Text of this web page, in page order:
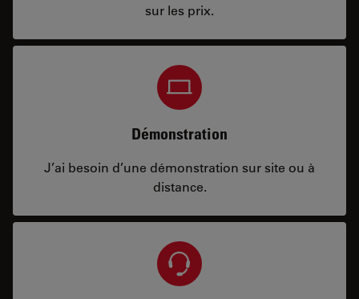
sur les prix.
Démonstration
J’ai besoin d’une démonstration sur site ou à
distance.